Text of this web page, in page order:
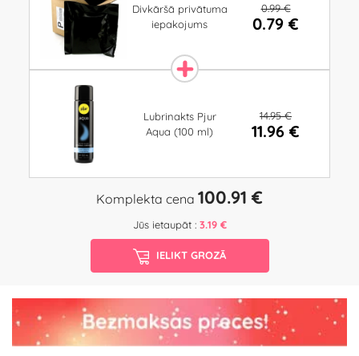
Divkāršā privātuma
iepakojums
0.99 €
0.79 €
Lubrinakts Pjur
Aqua (100 ml)
14.95 €
11.96 €
Komplekta cena 100.91 €
Jūs ietaupāt : 3.19 €
IELIKT GROZĀ